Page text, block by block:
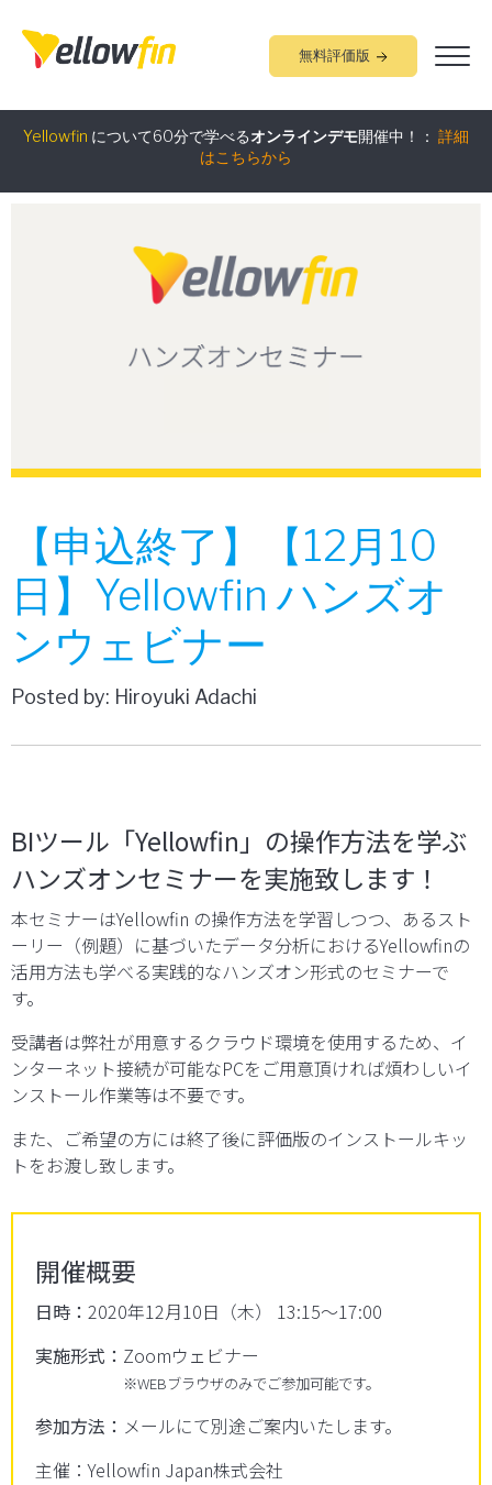
無料評価版
Yellowfin について60分で学べるオンラインデモ開催中！： 詳細
はこちらから
組み込みアナリティクス ：詳細はこちらから
【申込終了】【12月10
日】Yellowfin ハンズオ
ンウェビナー
Posted by: Hiroyuki Adachi
BIツール「Yellowfin」の操作方法を学ぶ
ハンズオンセミナーを実施致します！
本セミナーはYellowfin の操作方法を学習しつつ、あるスト
ーリー（例題）に基づいたデータ分析におけるYellowfinの
活用方法も学べる実践的なハンズオン形式のセミナーで
す。
受講者は弊社が用意するクラウド環境を使用するため、イ
ンターネット接続が可能なPCをご用意頂ければ煩わしいイ
ンストール作業等は不要です。
また、ご希望の方には終了後に評価版のインストールキッ
トをお渡し致します。
開催概要
日時： 2020年12月10日（木） 13:15～17:00
実施形式： Zoomウェビナー
※WEBブラウザのみでご参加可能です。
参加方法： メールにて別途ご案内いたします。
主催：Yellowfin Japan株式会社